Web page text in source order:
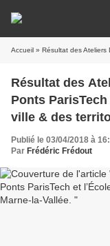
Accueil » Résultat des Ateliers DESIGN à
Résultat des Ateliers
Ponts
ville & des
Publié le 03/04/2018 à
Par Frédéric Frédout